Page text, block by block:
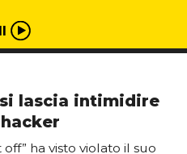
lascia intimidire
ha visto violato il suo